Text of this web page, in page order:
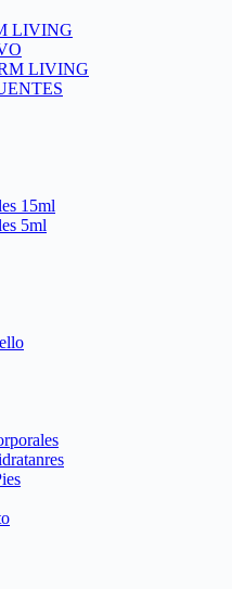
LIVING
LIVING
15ml
5ml